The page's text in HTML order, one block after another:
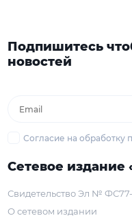
Подпишитесь
новостей
Согласие на обработку
Сетевое издание
Свидетельство Эл № ФС77-
О сетевом издании